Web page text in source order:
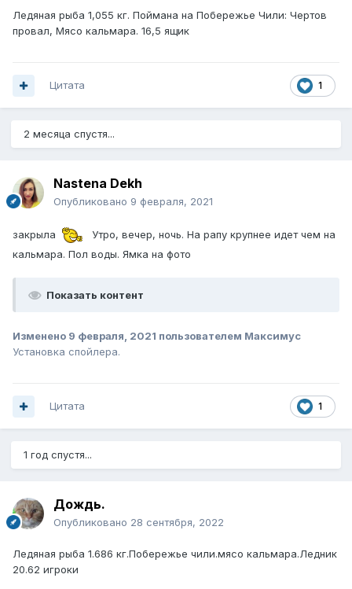
Ледяная рыба 1,055 кг. Поймана на Побережье Чили: Чертов
провал, Мясо кальмара. 16,5 ящик
1
Цитата
2 месяца спустя...
Nastena Dekh
Опубликовано 9 февраля, 2021
закрыла
Утро, вечер, ночь. На рапу крупнее идет чем на
кальмара. Пол воды. Ямка на фото
Показать контент
Изменено 9 февраля, 2021 пользователем Максимус
Установка спойлера.
1
Цитата
1 год спустя...
Дождь.
Опубликовано 28 сентября, 2022
Ледяная рыба 1.686 кг.Побережье чили.мясо кальмара.Ледник
20.62 игроки